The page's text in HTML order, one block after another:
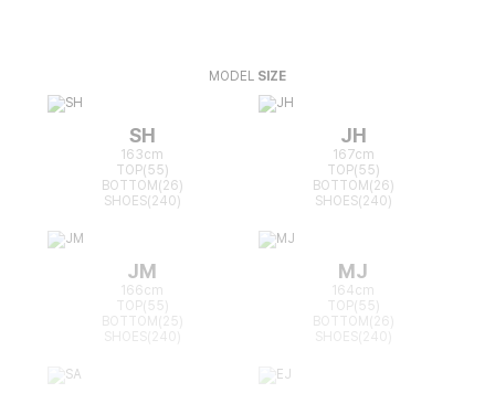
MODEL SIZE
SH
163cm
TOP(55)
BOTTOM(26)
SHOES(240)
JH
167cm
TOP(55)
BOTTOM(26)
SHOES(240)
JM
166cm
TOP(55)
BOTTOM(25)
MJ
164cm
TOP(55)
BOTTOM(26)